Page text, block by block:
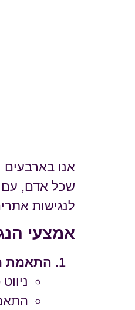
אנו בארבעים
שכל אדם, עם
לנגישות אתרים
אמצעי
התאמת